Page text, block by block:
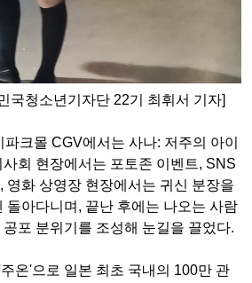
국청소년기자단 22기 최휘서 기자]
크몰 CGV에서는 사나: 저주의 아이
회 현장에서는 포토존 이벤트, SNS
영화 상영장 현장에서는 귀신 분장을
돌아다니며, 끝난 후에는 나오는 사람
포 분위기를 조성해 눈길을 끌었다.
온'으로 일본 최초 국내의 100만 관